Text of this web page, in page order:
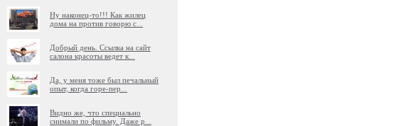
Ну наконец-то!!! Как жилец
дома на против говорю с
Добрый день. Ссылка на сайт
салона красоты ведет к
Да, у меня тоже был печальный
опыт, когда горе-пер
Видно же, что специально
снимали по фильму. Даже р